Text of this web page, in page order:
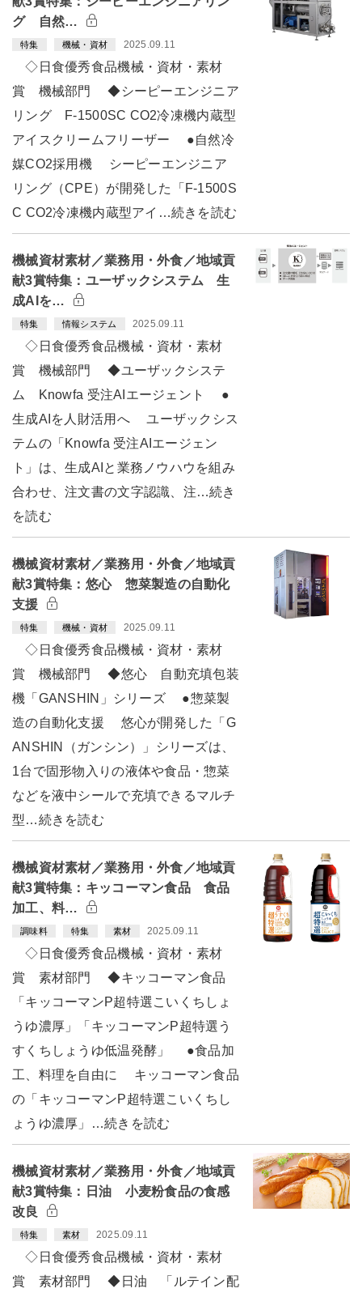
グ 自然…
特集 機械・資材 2025.09.11
◇日食優秀食品機械・資材・素材
賞 機械部門 ◆シーピーエンジニア
リング F-1500SC CO2冷凍機内蔵型
アイスクリームフリーザー ●自然冷
媒CO2採用機 シーピーエンジニア
リング（CPE）が開発した「F-1500S
C CO2冷凍機内蔵型アイ…続きを読む
機械資材素材／業務用・外食／地域貢
献3賞特集：ユーザックシステム 生
成AIを…
特集 情報システム 2025.09.11
◇日食優秀食品機械・資材・素材
賞 機械部門 ◆ユーザックシステ
ム Knowfa 受注AIエージェント ●
生成AIを人財活用へ ユーザックシス
テムの「Knowfa 受注AIエージェン
ト」は、生成AIと業務ノウハウを組み
合わせ、注文書の文字認識、注…続き
を読む
機械資材素材／業務用・外食／地域貢
献3賞特集：悠心 惣菜製造の自動化
支援
特集 機械・資材 2025.09.11
◇日食優秀食品機械・資材・素材
賞 機械部門 ◆悠心 自動充填包装
機「GANSHIN」シリーズ ●惣菜製
造の自動化支援 悠心が開発した「G
ANSHIN（ガンシン）」シリーズは、
1台で固形物入りの液体や食品・惣菜
などを液中シールで充填できるマルチ
型…続きを読む
機械資材素材／業務用・外食／地域貢
献3賞特集：キッコーマン食品 食品
加工、料…
調味料 特集 素材 2025.09.11
◇日食優秀食品機械・資材・素材
賞 素材部門 ◆キッコーマン食品
「キッコーマンP超特選こいくちしょ
うゆ濃厚」「キッコーマンP超特選う
すくちしょうゆ低温発酵」 ●食品加
工、料理を自由に キッコーマン食品
の「キッコーマンP超特選こいくちし
ょうゆ濃厚」…続きを読む
機械資材素材／業務用・外食／地域貢
献3賞特集：日油 小麦粉食品の食感
改良
特集 素材 2025.09.11
◇日食優秀食品機械・資材・素材
賞 素材部門 ◆日油 「ルテイン配